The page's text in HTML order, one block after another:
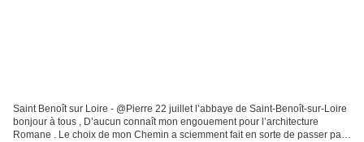
Saint Benoît sur Loire - @Pierre 22 juillet l’abbaye de Saint-Benoît-sur-Loire
bonjour à tous , D’aucun connaît mon engouement pour l’architecture
Romane . Le choix de mon Chemin a sciemment fait en sorte de passer par